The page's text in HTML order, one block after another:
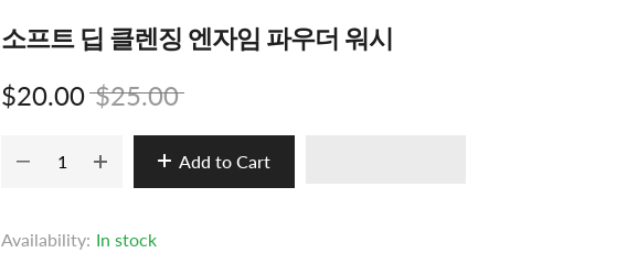
소프트 딥 클렌징 엔자임 파우더 워시
$20.00 $25.00
Add to Cart
Availability: In stock